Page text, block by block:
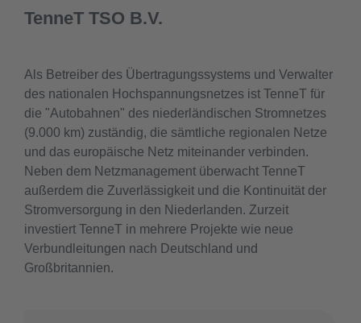
TenneT TSO B.V.
Als Betreiber des Übertragungssystems und Verwalter
des nationalen Hochspannungsnetzes ist TenneT für
die "Autobahnen" des niederländischen Stromnetzes
(9.000 km) zuständig, die sämtliche regionalen Netze
und das europäische Netz miteinander verbinden.
Neben dem Netzmanagement überwacht TenneT
außerdem die Zuverlässigkeit und die Kontinuität der
Stromversorgung in den Niederlanden. Zurzeit
investiert TenneT in mehrere Projekte wie neue
Verbundleitungen nach Deutschland und
Großbritannien.